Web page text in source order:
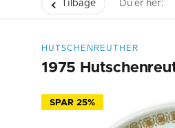
Tilbage Du er her:
HUTSCHENREUTHER
1975
SPAR 25%